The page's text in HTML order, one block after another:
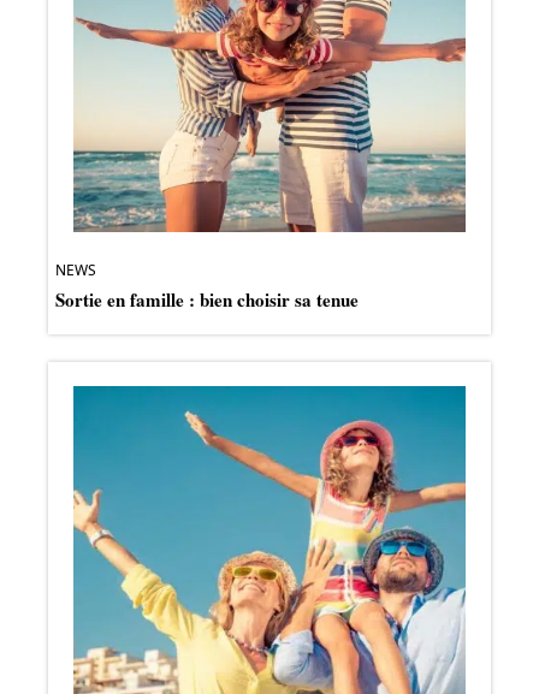
NEWS
Sortie en famille : bien choisir sa tenue